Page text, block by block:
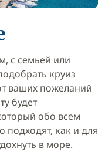
с семьей или
круиз
ваших пожеланий
будет
обо всем
подходят, как и для
в море.